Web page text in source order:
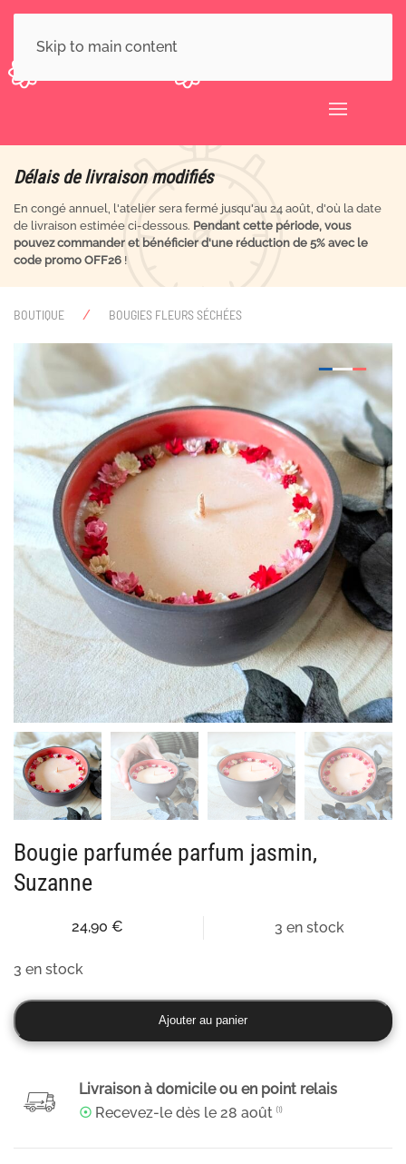
Skip to main content
Délais de livraison modifiés
En congé annuel, l'atelier sera fermé jusqu'au 24 août, d'où la date
de livraison estimée ci-dessous. Pendant cette période, vous
pouvez commander et bénéficier d'une réduction de 5% avec le
code promo OFF26 !
BOUTIQUE BOUGIES FLEURS SÉCHÉES
Bougie parfumée parfum jasmin,
Suzanne
24,90 € 3 en stock
3 en stock
quantité
de
parfum
Ajouter au panier
Livraison à domicile ou en point relais
☉ Recevez-le dès le28 août ⁽¹⁾